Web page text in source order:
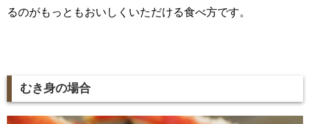
るのがもっともおいしくいただける食べ方です。
むき身の場合